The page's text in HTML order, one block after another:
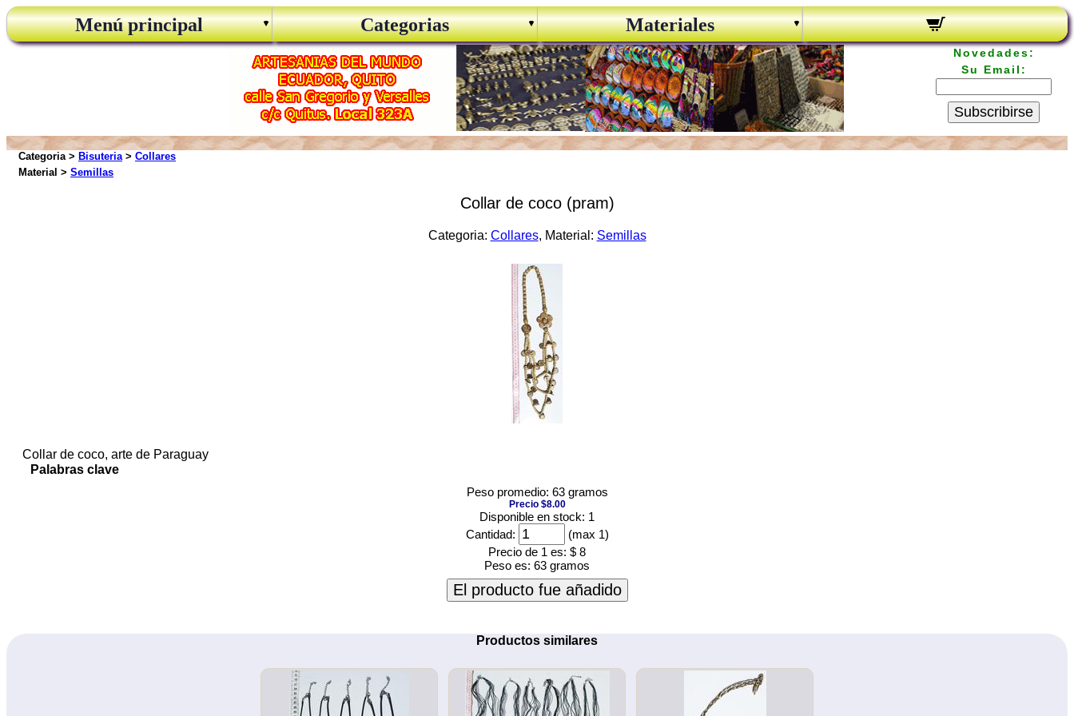
Menú principal Categorias Materiales
Novedades:
Su Email:
Subscribirse
Categoria > Bisuteria> Collares
Material > Semillas
Collar de coco (pram)
Categoria: Collares, Material: Semillas
Collar de coco, arte de Paraguay
Palabras clave
Peso promedio: 63 gramos
Precio $8.00
Disponible en stock: 1
Cantidad:
(max 1)
Precio de 1 es: $ 8
Peso es: 63 gramos
El producto fue añadido
Productos similares